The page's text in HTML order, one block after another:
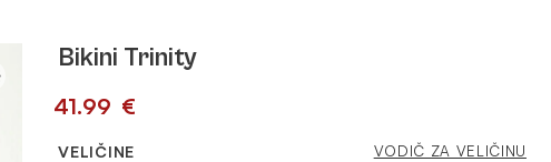
Bikini Trinity
41.99 €
VELIČINE VODIČ ZA VELIČINU